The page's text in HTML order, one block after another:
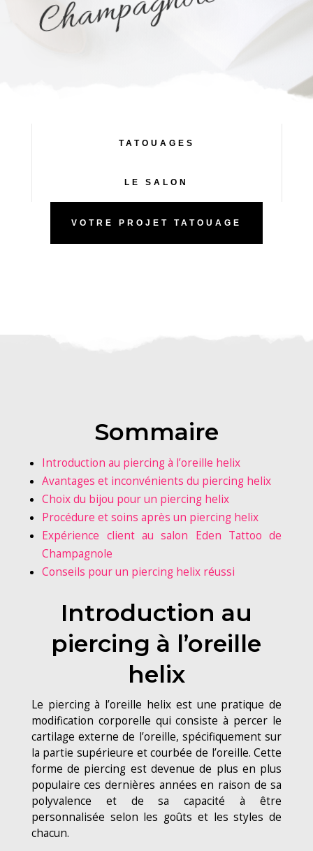
TATOUAGES
LE SALON
VOTRE PROJET TATOUAGE
Sommaire
Introduction au piercing à l’oreille helix
Avantages et inconvénients du piercing helix
Choix du bijou pour un piercing helix
Procédure et soins après un piercing helix
Expérience client au salon Eden Tattoo de
Champagnole
Conseils pour un piercing helix réussi
Introduction au
piercing à l’oreille
helix
Le piercing à l’oreille helix est une pratique de
modification corporelle qui consiste à percer le
cartilage externe de l’oreille, spécifiquement sur
la partie supérieure et courbée de l’oreille. Cette
forme de piercing est devenue de plus en plus
populaire ces dernières années en raison de sa
polyvalence et de sa capacité à être
personnalisée selon les goûts et les styles de
chacun.